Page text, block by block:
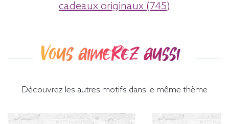
cadeaux originaux (745)
Vous aimerez aussi
Découvrez les autres motifs dans le même thème